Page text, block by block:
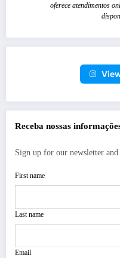
oferece atendimentos
Receba nossas
Sign up for our newsletter and
First name
Last name
Email